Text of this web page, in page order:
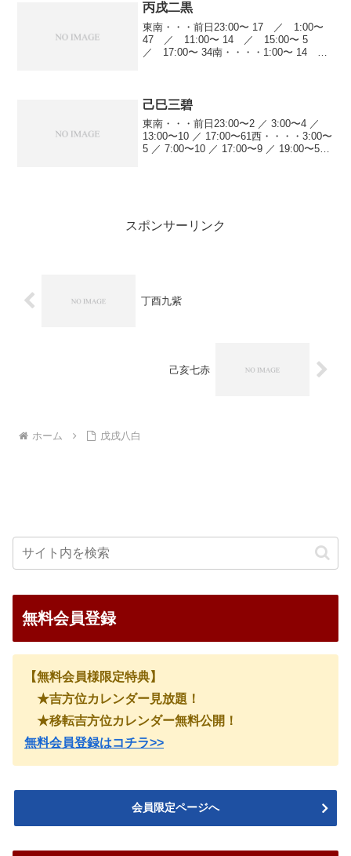
丙戌二黒
東南・・・前日23:00〜 17 ／ 1:00〜
47 ／ 11:00〜 14 ／ 15:00〜 5
／ 17:00〜 34南・・・・1:00〜 14
己巳三碧
東南・・・前日23:00〜2 ／ 3:00〜4 ／
13:00〜10 ／ 17:00〜61西・・・・3:00〜
5 ／ 7:00〜10 ／ 17:00〜9 ／ 19:00〜52
スポンサーリンク
丁酉九紫
己亥七赤
ホーム 戊戌八白
無料会員登録
【無料会員様限定特典】
★吉方位カレンダー見放題！
★移転吉方位カレンダー無料公開！
無料会員登録はコチラ>>
会員限定ページへ